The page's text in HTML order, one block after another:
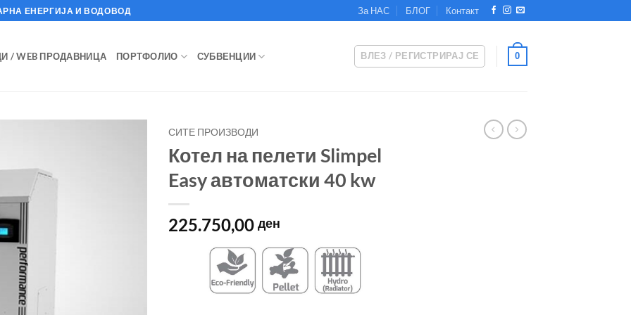
ЕНЕРГИЈА И ВОДОВОД За НАС БЛОГ Контакт
/ WEB ПРОДАВНИЦА ПОРТФОЛИО СУБВЕНЦИИ ВЛЕЗ / РЕГИСТРИРАЈ СЕ 0
СИТЕ ПРОИЗВОДИ
Котел на пелети Slimpel
Easy автоматски 40 kw
225.750,00 ден